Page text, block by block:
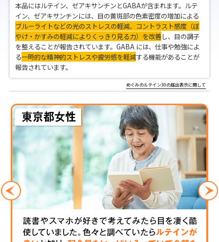
本品にはルテイン、ゼアキサンチンとGABAが含まれます。ルテ
イン、ゼアキサンチンには、目の黄斑部の色素密度の増加による
ブルーライトなどの光のストレスの軽減、コントラスト感度（ぼ
やけ・かすみの軽減によりくっきり見る力）を改善し、目の調子
を整えることが報告されています。GABA には、仕事や勉強によ
る一時的な精神的ストレスや疲労感を軽減する機能があることが
報告されています。
めぐみのルテイン30の届出表示に関して